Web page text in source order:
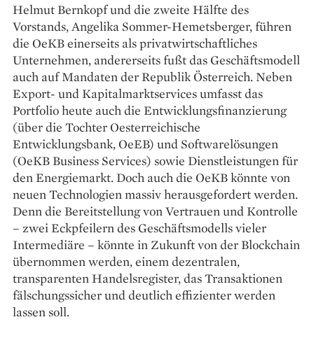
Helmut Bernkopf und die zweite Hälfte des
Vorstands, Angelika Sommer-Hemetsberger, führen
die OeKB einerseits als privatwirtschaftliches
Unternehmen, andererseits fußt das Geschäftsmodell
auch auf Mandaten der Republik Österreich. Neben
Export- und Kapitalmarktservices umfasst das
Portfolio heute auch die Entwicklungsfinanzierung
(über die Tochter Oesterreichische
Entwicklungsbank, OeEB) und Softwarelösungen
(OeKB Business Services) sowie Dienstleistungen für
den Energiemarkt. Doch auch die OeKB könnte von
neuen Technologien massiv herausgefordert werden.
Denn die Bereitstellung von Vertrauen und Kontrolle
– zwei Eckpfeilern des Geschäftsmodells vieler
Intermediäre – könnte in Zukunft von der Blockchain
übernommen werden, einem dezentralen,
transparenten Handelsregister, das Transaktionen
fälschungssicher und deutlich effi­zienter werden
lassen soll.